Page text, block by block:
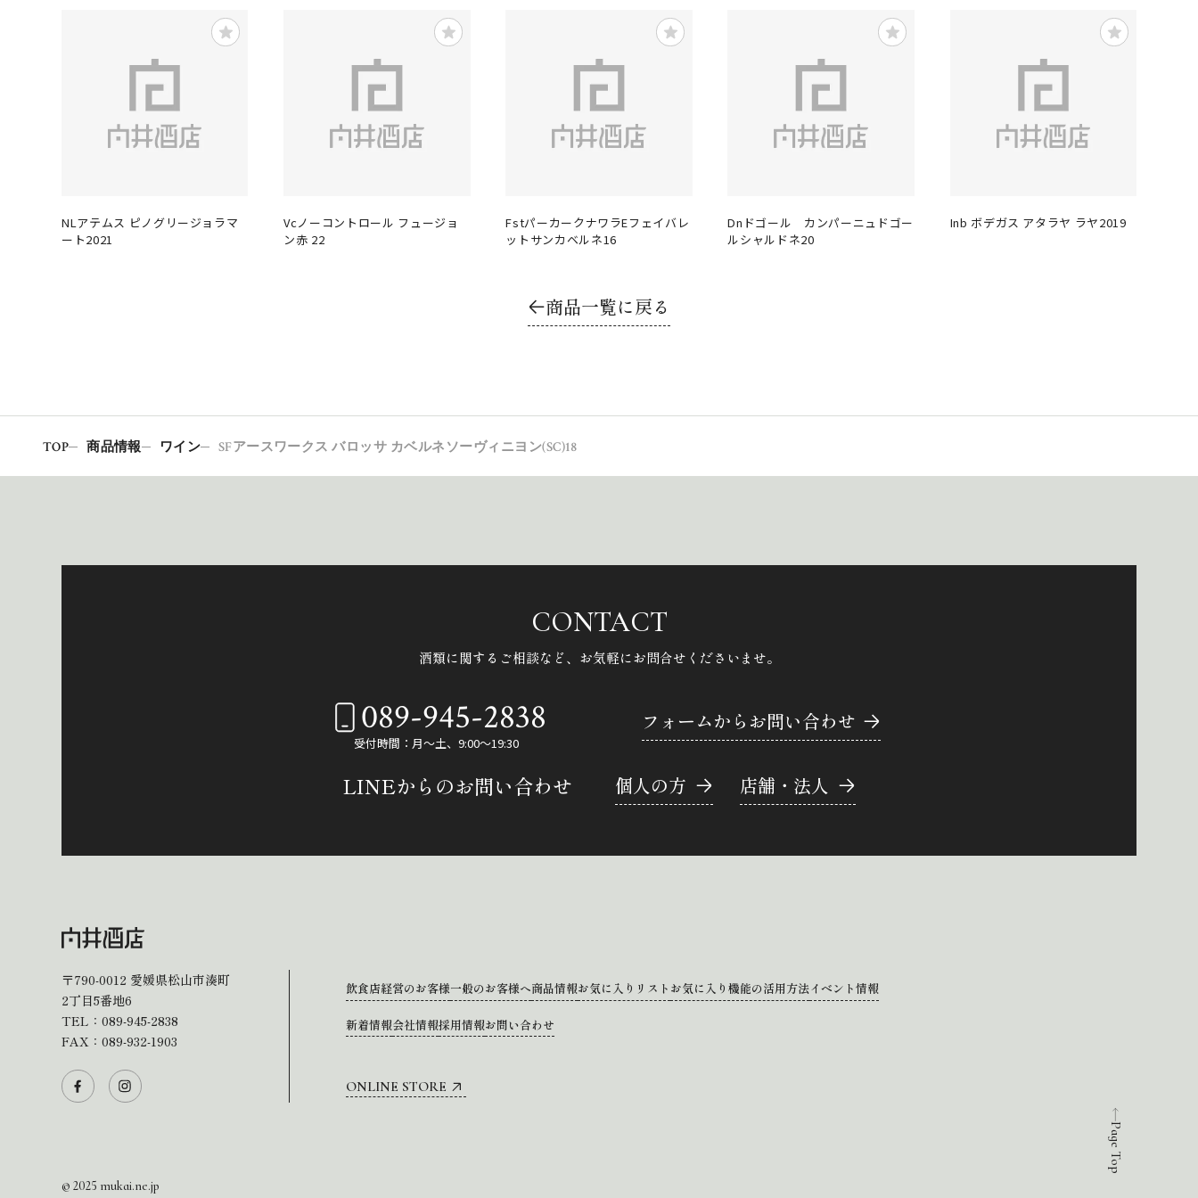
NLアテムス ピノグリージョラマ
ート2021
Vcノーコントロール フュージョ
ン赤 22
FstパーカークナワラEフェイバレ
ットサンカベルネ16
Dnドゴール カンパーニュドゴー
ルシャルドネ20
Inb ボデガス アタラヤ ラヤ2019
商品一覧に戻る
TOP 商品情報 ワイン SFアースワークス バロッサ カベルネソーヴィニヨン(SC)18
Page Top
CONTACT
酒類に関するご相談など、 お気軽にお問合せくださいませ。
089-945-2838
受付時間：月～土、9:00～19:30
フォームからお問い合わせ
LINEからのお問い合わせ 個人の方 店舗・法人
〒790-0012 愛媛県松山市湊町
2丁目5番地6
TEL： 089-945-2838
FAX：089-932-1903
飲食店経営のお客様一般のお客様へ商品情報お気に入りリスト お気に入り機能の活用方法イベント情報
新着情報会社情報採用情報お問い合わせ
ONLINE STORE
© 2025 mukai.ne.jp